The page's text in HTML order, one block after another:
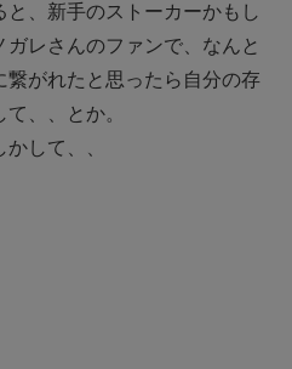
、新手のストーカーかもし
レさんのファンで、なんと
繋がれたと思ったら自分の存
、、とか。
して、、